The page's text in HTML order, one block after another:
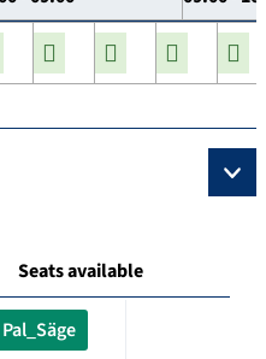
Seats available
Pal_Säge